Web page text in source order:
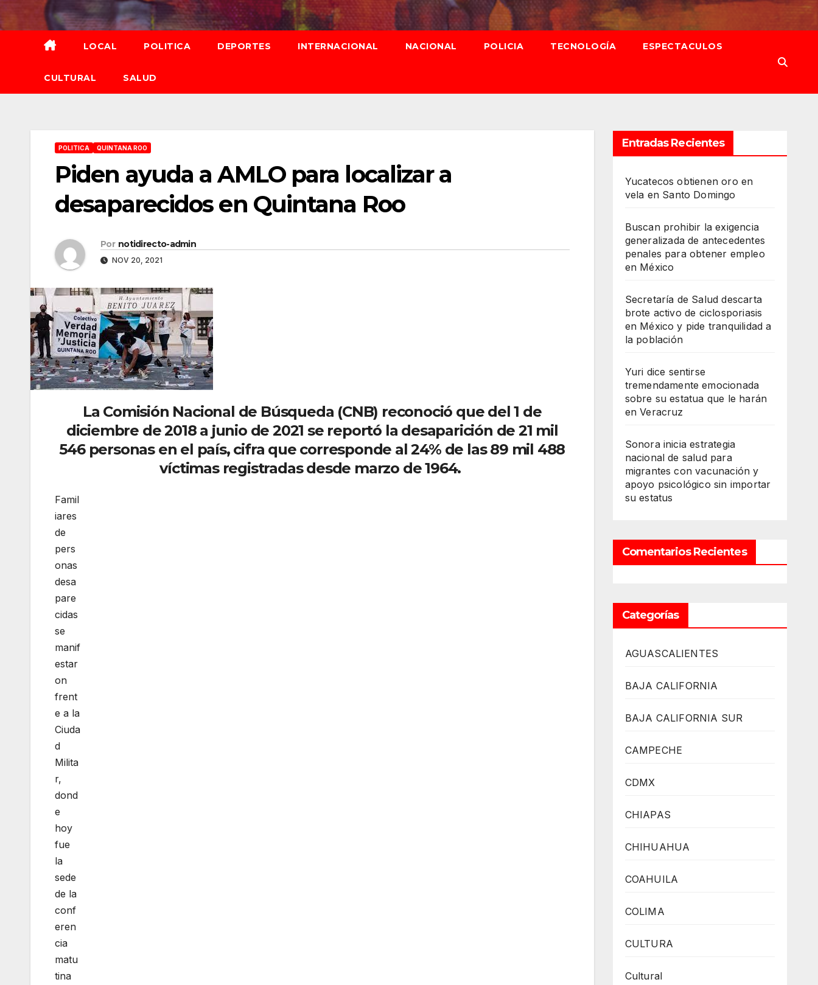
al
contenido
LOCAL POLITICA DEPORTES INTERNACIONAL NACIONAL POLICIA TECNOLOGÍA ESPECTACULOS
CULTURAL SALUD
POLITICA QUINTANA ROO
Piden ayuda a AMLO para localizar a
desaparecidos en Quintana Roo
Por notidirecto-admin
NOV 20, 2021
La Comisión Nacional de Búsqueda (CNB) reconoció que del 1 de
diciembre de 2018 a junio de 2021 se reportó la desaparición de 21 mil
546 personas en el país, cifra que corresponde al 24% de las 89 mil 488
víctimas registradas desde marzo de 1964.
Famil
iares
de
pers
onas
desa
pare
cidas
se
manif
estar
on
frent
e a la
Ciuda
d
Milita
r,
dond
e
hoy
fue
la
sede
de la
conf
eren
cia
matu
tina
Entradas Recientes
Yucatecos obtienen oro en
vela en Santo Domingo
Buscan prohibir la exigencia
generalizada de antecedentes
penales para obtener empleo
en México
Secretaría de Salud descarta
brote activo de ciclosporiasis
en México y pide tranquilidad a
la población
Yuri dice sentirse
tremendamente emocionada
sobre su estatua que le harán
en Veracruz
Sonora inicia estrategia
nacional de salud para
migrantes con vacunación y
apoyo psicológico sin importar
su estatus
Comentarios Recientes
Categorías
AGUASCALIENTES
BAJA CALIFORNIA
BAJA CALIFORNIA SUR
CAMPECHE
CDMX
CHIAPAS
CHIHUAHUA
COAHUILA
COLIMA
CULTURA
Cultural